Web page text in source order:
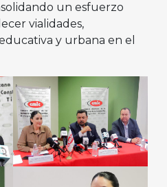
un esfuerzo
vialidades,
y urbana en el